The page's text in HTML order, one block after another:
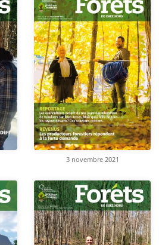
3 novembre 2021